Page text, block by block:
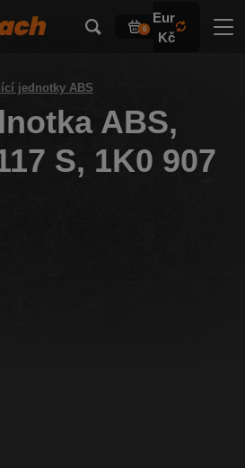
0
Eur
Kč
jednotky ABS
ABS,
S, 1K0 907